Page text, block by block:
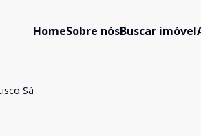
HomeSobre nósBuscar imóvel
Sá